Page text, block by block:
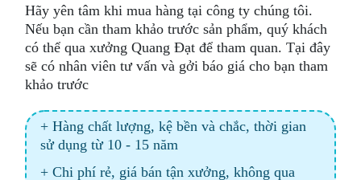
Hãy yên tâm khi mua hàng tại công ty chúng tôi.
Nếu bạn cần tham khảo trước sản phẩm, quý khách
có thể qua xưởng Quang Đạt để tham quan. Tại đây
sẽ có nhân viên tư vấn và gởi báo giá cho bạn tham
khảo trước
+ Hàng chất lượng, kệ bền và chắc, thời gian
sử dụng từ 10 - 15 năm
+ Chi phí rẻ, giá bán tận xưởng, không qua